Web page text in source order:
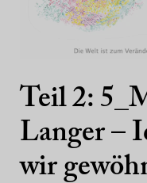
Teil 2:
Langer –
wir